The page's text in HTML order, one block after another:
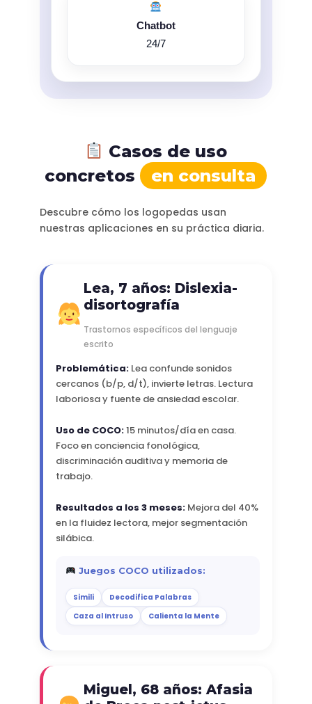
Chatbot
24/7
Casos de uso
concretos en consulta
Descubre cómo los logopedas usan
nuestras aplicaciones en su práctica diaria.
Lea, 7 años: Dislexia-
disortografía
Trastornos específicos del lenguaje
escrito
Problemática:Lea confunde sonidos
cercanos (b/p, d/t), invierte letras. Lectura
laboriosa y fuente de ansiedad escolar.
Uso de COCO:15 minutos/día en casa.
Foco en conciencia fonológica,
discriminación auditiva y memoria de
trabajo.
Resultados a los 3 meses:Mejora del 40%
en la fluidez lectora, mejor segmentación
silábica.
Juegos COCO utilizados:
Simili
Decodifica Palabras
Caza al Intruso
Calienta la Mente
Miguel, 68 años: Afasia